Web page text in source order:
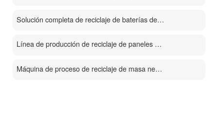
Solución completa de reciclaje de baterías de litio
Línea de producción de reciclaje de paneles solares fotovoltaicos
Máquina de proceso de reciclaje de masa negra de baterías